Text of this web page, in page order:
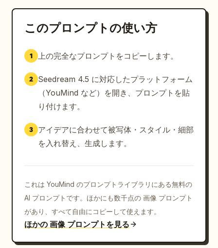
このプロンプトの使い方
1 上の完全なプロンプトをコピーします。
2
Seedream 4.5 に対応したプラットフォーム
（YouMind など）を開き、プロンプトを貼
り付けます。
3
アイデアに合わせて被写体・スタイル・細部
を入れ替え、生成します。
これは YouMind のプロンプトライブラリにある無料の
AI プロンプトです。ほかにも数千点の 画像 プロンプト
があり、すべて自由にコピーして使えます。
ほかの 画像 プロンプトを見る